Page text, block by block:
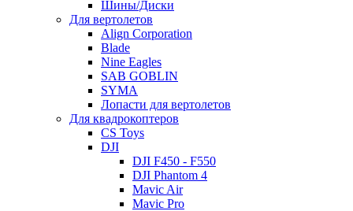
Шины/Диски
Для вертолетов
Align Corporation
Blade
Nine Eagles
SAB GOBLIN
SYMA
Лопасти для вертолетов
Для квадрокоптеров
CS Toys
DJI
DJI F450 - F550
DJI Phantom 4
Mavic Air
Mavic Pro